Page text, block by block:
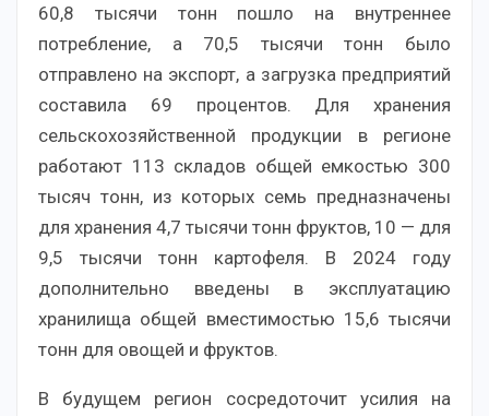
60,8 тысячи тонн пошло на внутреннее
потребление, а 70,5 тысячи тонн было
отправлено на экспорт, а загрузка предприятий
составила 69 процентов. Для хранения
сельскохозяйственной продукции в регионе
работают 113 складов общей емкостью 300
тысяч тонн, из которых семь предназначены
для хранения 4,7 тысячи тонн фруктов, 10 — для
9,5 тысячи тонн картофеля. В 2024 году
дополнительно введены в эксплуатацию
хранилища общей вместимостью 15,6 тысячи
тонн для овощей и фруктов.
В будущем регион сосредоточит усилия на